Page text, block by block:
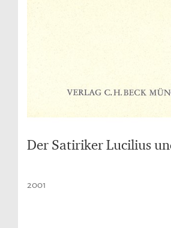
Der Satiriker Lucilius
2001